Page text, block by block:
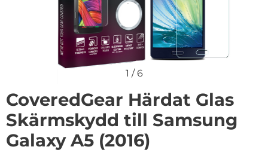
1 /6
CoveredGear Härdat Glas
Skärmskydd till Samsung
Galaxy A5 (2016)